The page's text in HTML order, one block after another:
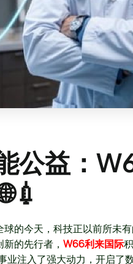
公益：
的今天，科技正以前所未
的先行者， W66利来国际
业注入了强大动力，开启了